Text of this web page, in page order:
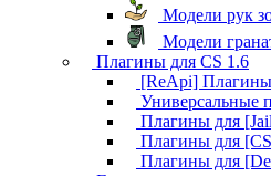
Модели рук
Модели
Плагины для CS 1.6
[ReApi]
Универсальные
Плагины для
Плагины для
Плагины для